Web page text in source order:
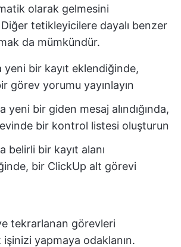
olarak gelmesini
tetikleyicilere dayalı benzer
da mümkündür.
yeni bir kayıt eklendiğinde,
görev yorumu yayınlayın
yeni bir giden mesaj alındığında,
bir kontrol listesi oluşturun
belirli bir kayıt alanı
bir ClickUp alt görevi
tekrarlanan görevleri
yapmaya odaklanın.